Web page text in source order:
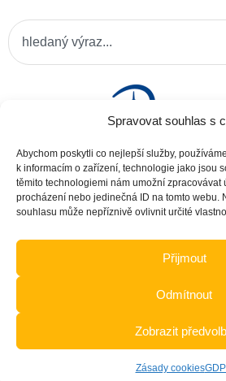
Spravovat souhlas s
Abychom poskytli co nejlepší služby,
k informacím o zařízení, technologie jako jsou
těmito technologiemi nám umožní zpracovávat
procházení nebo jedinečná ID na tomto webu.
souhlasu může nepříznivě ovlivnit určité
Přijmout
Odmítnout
Zobrazit
Zásady cookies